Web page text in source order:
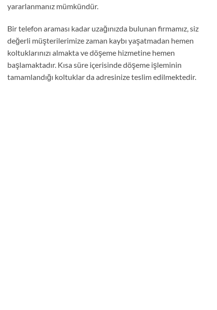
yararlanmanız mümkündür.
Bir telefon araması kadar uzağınızda bulunan firmamız, siz
değerli müşterilerimize zaman kaybı yaşatmadan hemen
koltuklarınızı almakta ve döşeme hizmetine hemen
başlamaktadır. Kısa süre içerisinde döşeme işleminin
tamamlandığı koltuklar da adresinize teslim edilmektedir.